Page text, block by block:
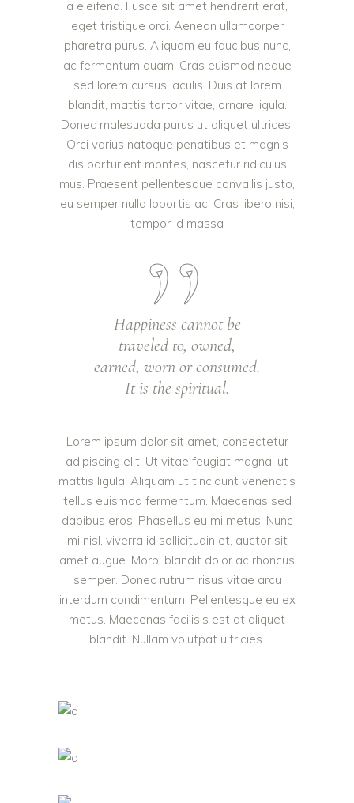
a eleifend. Fusce sit amet hendrerit erat,
eget tristique orci. Aenean ullamcorper
pharetra purus. Aliquam eu faucibus nunc,
ac fermentum quam. Cras euismod neque
sed lorem cursus iaculis. Duis at lorem
blandit, mattis tortor vitae, ornare ligula.
Donec malesuada purus ut aliquet ultrices.
Orci varius natoque penatibus et magnis
dis parturient montes, nascetur ridiculus
mus. Praesent pellentesque convallis justo,
eu semper nulla lobortis ac. Cras libero nisi,
tempor id massa
Happiness cannot be
traveled to, owned,
earned, worn or consumed.
It is the spiritual.
Lorem ipsum dolor sit amet, consectetur
adipiscing elit. Ut vitae feugiat magna, ut
mattis ligula. Aliquam ut tincidunt venenatis
tellus euismod fermentum. Maecenas sed
dapibus eros. Phasellus eu mi metus. Nunc
mi nisl, viverra id sollicitudin et, auctor sit
amet augue. Morbi blandit dolor ac rhoncus
semper. Donec rutrum risus vitae arcu
interdum condimentum. Pellentesque eu ex
metus. Maecenas facilisis est at aliquet
blandit. Nullam volutpat ultricies.